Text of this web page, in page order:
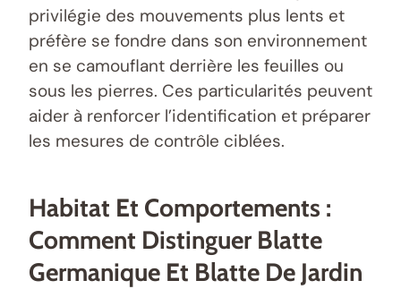
privilégie des mouvements plus lents et
préfère se fondre dans son environnement
en se camouflant derrière les feuilles ou
sous les pierres. Ces particularités peuvent
aider à renforcer l’identification et préparer
les mesures de contrôle ciblées.
Habitat Et Comportements :
Comment Distinguer Blatte
Germanique Et Blatte De Jardin